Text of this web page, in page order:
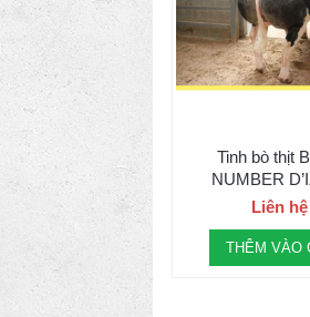
Tinh bò thịt
NUMBER
Liên hệ
THÊM VÀO